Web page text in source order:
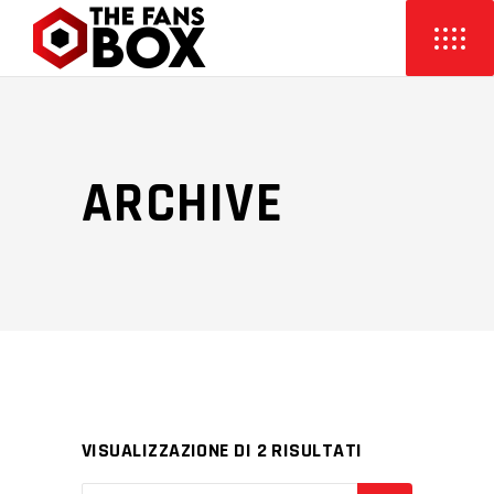
ARCHIVE
VISUALIZZAZIONE DI 2 RISULTATI